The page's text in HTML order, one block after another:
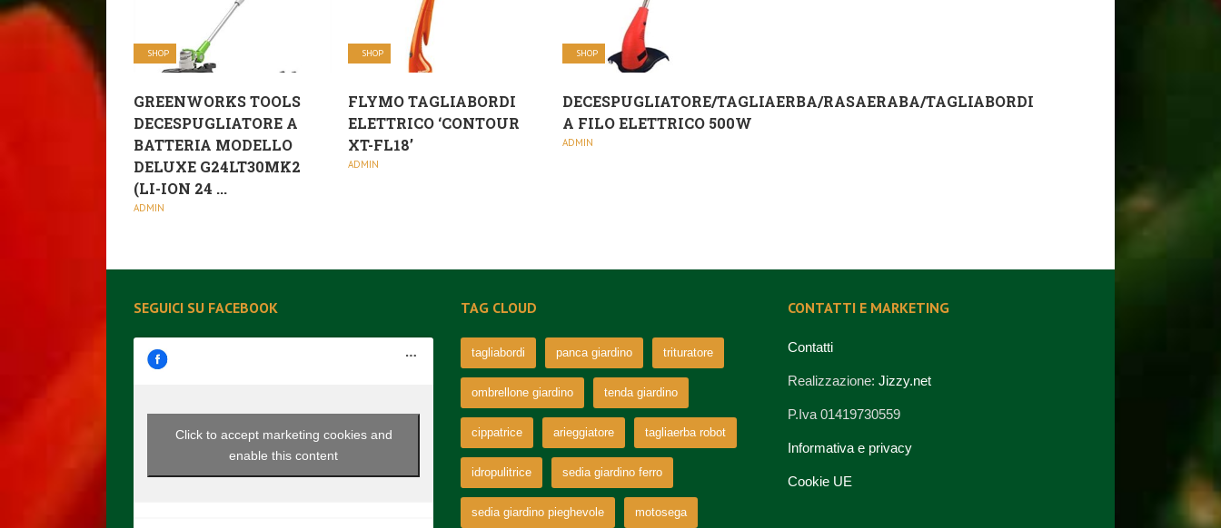
SHOP
GREENWORKS TOOLS
DECESPUGLIATORE A
BATTERIA MODELLO
DELUXE G24LT30MK2
(LI-ION 24 ...
ADMIN
SHOP
FLYMO TAGLIABORDI
ELETTRICO ‘CONTOUR
XT-FL18’
ADMIN
SHOP
DECESPUGLIATORE/TAGLIAERBA/RASAERABA/TAGLIABORDI
A FILO ELETTRICO 500W
ADMIN
SEGUICI SU FACEBOOK
Click to accept marketing cookies and
enable this content
TAG CLOUD
tagliabordi panca giardino trituratore
ombrellone giardino tenda giardino
cippatrice arieggiatore tagliaerba robot
idropulitrice sedia giardino ferro
sedia giardino pieghevole motosega
CONTATTI E MARKETING
Contatti
Realizzazione: Jizzy.net
P.Iva 01419730559
Informativa e privacy
Cookie UE